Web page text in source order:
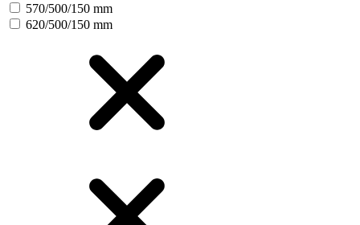
570/500/150 mm
620/500/150 mm